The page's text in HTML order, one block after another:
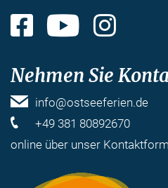
Facebook YouTube
Nehmen Sie
info@ostseeferien.de
+49 381 80892670
online über unser